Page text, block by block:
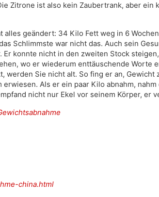
Zitrone ist also kein Zaubertrank, aber ein
alles geändert: 34 Kilo Fett weg in 6
Schlimmste war nicht das. Auch sein
konnte nicht in den zweiten Stock
wo er wiederum enttäuschende Worte
werden Sie nicht alt. So fing er an,
Als er ein paar Kilo abnahm,
nicht nur Ekel vor seinem Körper, er
china.html